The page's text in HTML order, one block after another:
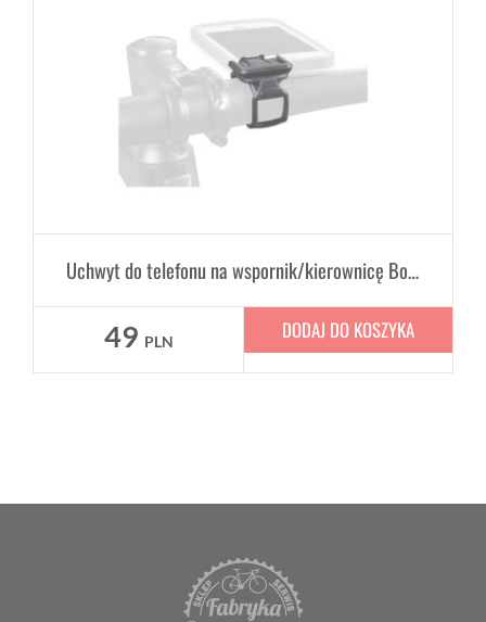
Uchwyt do telefonu na wspornik/kierownicę Bontrager Insta-Mount
49 PLN DODAJ DO KOSZYKA